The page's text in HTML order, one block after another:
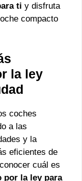
ti y disfruta
compacto
la ley
coches
a las
y la
eficientes de
cuál es
por la ley para